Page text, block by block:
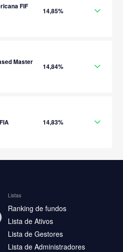
FIF
14,85%
Master
14,84%
14,83%
Listas
Ranking de fundos
Lista de Ativos
Lista de Gestores
Lista de Administradores